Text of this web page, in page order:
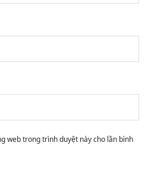
web trong trình duyệt này cho lần bình